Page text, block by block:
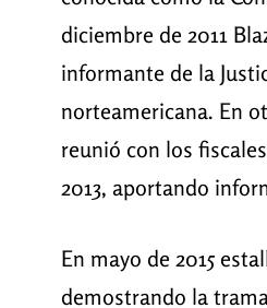
diciembre de 2011
informante de la
norteamericana. En
reunió con los
2013, aportando
En mayo de 2015
demostrando la